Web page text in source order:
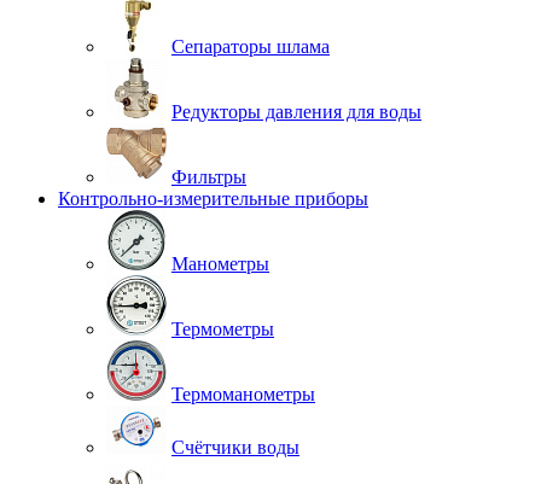
Сепараторы шлама
Редукторы давления для воды
Фильтры
Контрольно-измерительные приборы
Манометры
Термометры
Термоманометры
Счётчики воды